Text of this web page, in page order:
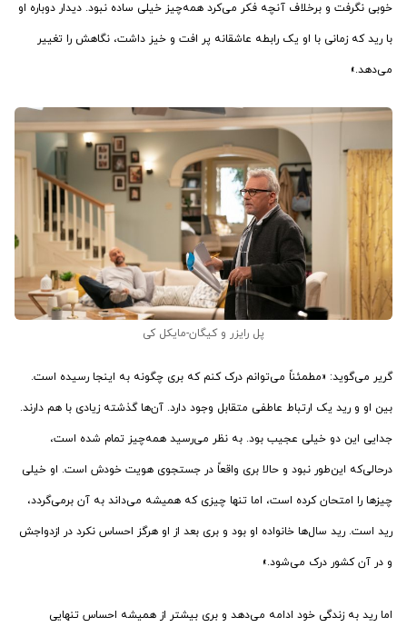
خوبی نگرفت و برخلاف آنچه فکر می‌کرد همه‌چیز خیلی ساده نبود. دیدار دوباره او
با رید که زمانی با او یک رابطه‌ عاشقانه پر افت و خیز داشت، نگاهش را تغییر
می‌دهد.»
پل رایزر وکیگان-مایکل کی
گریر می‌گوید: «مطمئناً می‌توانم درک کنم که بری چگونه به اینجا رسیده است.
بین او و رید یک ارتباط عاطفی متقابل وجود دارد. آن‌ها گذشته زیادی با هم دارند.
جدایی این دو خیلی عجیب بود. به نظر می‌رسید همه‌چیز تمام شده است،
درحالی‌که این‌طور نبود و حالا بری واقعاً در جستجوی هویت خودش است. او خیلی
چیزها را امتحان کرده است، اما تنها چیزی که همیشه می‌داند به آن برمی‌گردد،
رید است. رید سال‌ها خانواده‌ او بود و بری بعد از او هرگز احساس نکرد در ازدواجش
و در آن کشور درک می‌شود.»
اما رید به زندگی خود ادامه می‌دهد و بری بیشتر از همیشه احساس تنهایی